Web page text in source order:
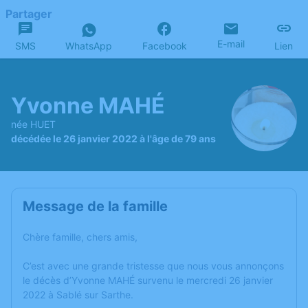
Partager
SMS WhatsApp Facebook E-mail Lien
Yvonne MAHÉ
née HUET
décédée le 26 janvier 2022 à l'âge de 79 ans
Message de la famille
Chère famille, chers amis,
C’est avec une grande tristesse que nous vous annonçons
le décès d’Yvonne MAHÉ survenu le mercredi 26 janvier
2022 à Sablé sur Sarthe.